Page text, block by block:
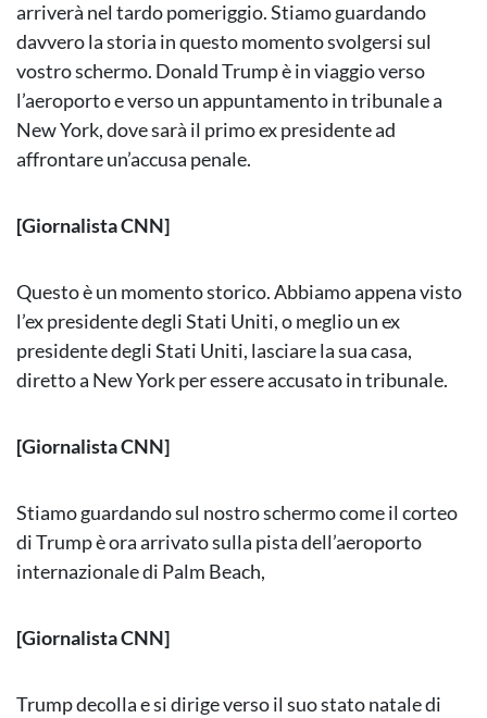
arriverà nel tardo pomeriggio. Stiamo guardando
davvero la storia in questo momento svolgersi sul
vostro schermo. Donald Trump è in viaggio verso
l’aeroporto e verso un appuntamento in tribunale a
New York, dove sarà il primo ex presidente ad
affrontare un’accusa penale.
[Giornalista CNN]
Questo è un momento storico. Abbiamo appena visto
l’ex presidente degli Stati Uniti, o meglio un ex
presidente degli Stati Uniti, lasciare la sua casa,
diretto a New York per essere accusato in tribunale.
[Giornalista CNN]
Stiamo guardando sul nostro schermo come il corteo
di Trump è ora arrivato sulla pista dell’aeroporto
internazionale di Palm Beach,
[Giornalista CNN]
Trump decolla e si dirige verso il suo stato natale di